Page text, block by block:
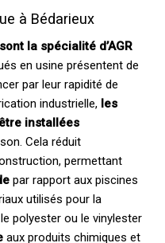
à Bédarieux
la spécialité d’AGR
en usine présentent de
par leur rapidité de
industrielle, les
installées
Cela réduit
permettant
par rapport aux piscines
utilisés pour la
polyester ou le vinylester
aux produits chimiques et